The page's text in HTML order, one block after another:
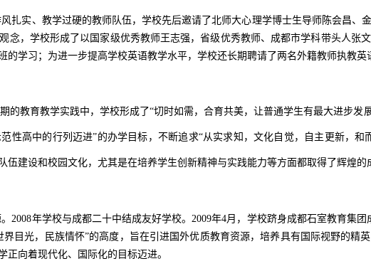
实、教学过硬的教师队伍，学校先后邀请了北师大心理学博士生导师陈会昌、
念，学校形成了以国家级优秀教师王志强，省级优秀教师、成都市学科带头人张
学习；为进一步提高学校英语教学水平，学校还长期聘请了两名外籍教师执教英
教育教学实践中，学校形成了“切时如需，合育共美，让普通学生有最大进步发
性高中的行列迈进”的办学目标，不断追求“从实求知，文化自觉，自主更新，和
建设和校园文化，尤其是在培养学生创新精神与实践能力等方面都取得了辉煌的
年学校与成都二十中结成友好学校。2009年4月，学校跻身成都石室教育集团
目光，民族情怀”的高度，旨在引进国外优质教育资源，培养具有国际视野的精
正向着现代化、国际化的目标迈进。